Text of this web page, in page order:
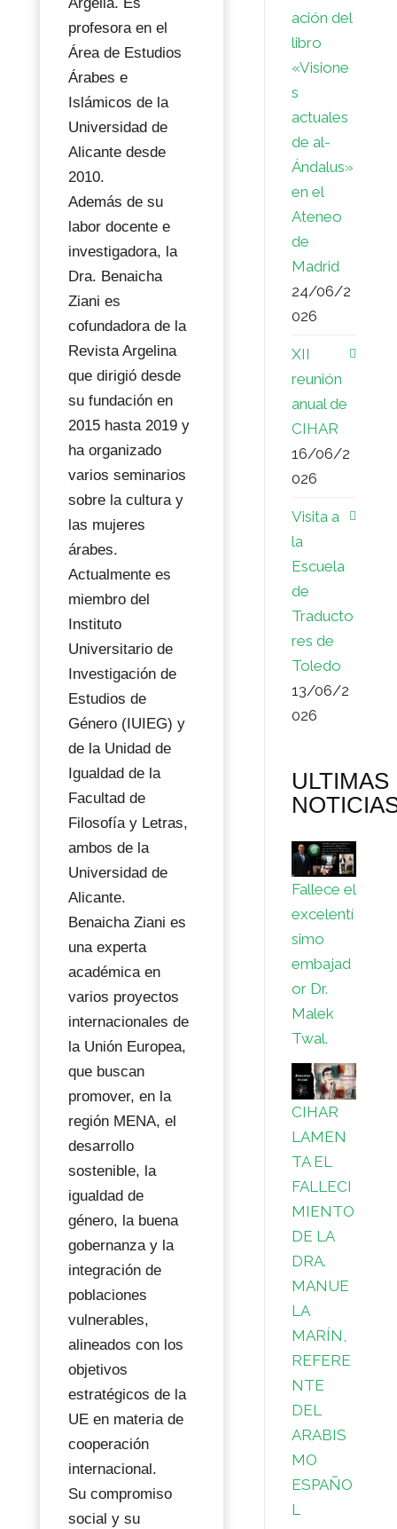
profesora en el
Área de Estudios
Árabes e
Islámicos de la
Universidad de
Alicante desde
2010.
Además de su
labor docente e
investigadora, la
Dra. Benaicha
Ziani es
cofundadora de la
Revista Argelina
que dirigió desde
su fundación en
2015 hasta 2019 y
ha organizado
varios seminarios
sobre la cultura y
las mujeres
árabes.
Actualmente es
miembro del
Instituto
Universitario de
Investigación de
Estudios de
Género (IUIEG) y
de la Unidad de
Igualdad de la
Facultad de
Filosofía y Letras,
ambos de la
Universidad de
Alicante.
Benaicha Ziani es
una experta
académica en
varios proyectos
internacionales de
la Unión Europea,
que buscan
promover, en la
región MENA, el
desarrollo
sostenible, la
igualdad de
género, la buena
gobernanza y la
integración de
poblaciones
vulnerables,
alineados con los
objetivos
estratégicos de la
UE en materia de
cooperación
internacional.
Su compromiso
social y su
ación del
libro
«Visione
s
actuales
de al-
Ándalus»
en el
Ateneo
de
Madrid
24/06/2
026
XII
reunión
anual de
CIHAR
16/06/2
026
Visita a
la
Escuela
de
Traducto
res de
Toledo
13/06/2
026
ULTIMAS
Fallece el
excelentí
simo
embajad
or Dr.
Malek
Twal.
CIHAR
LAMEN
TA EL
FALLECI
MIENTO
DE LA
DRA.
MANUE
LA
MARÍN,
REFERE
NTE
DEL
ARABIS
MO
ESPAÑO
L